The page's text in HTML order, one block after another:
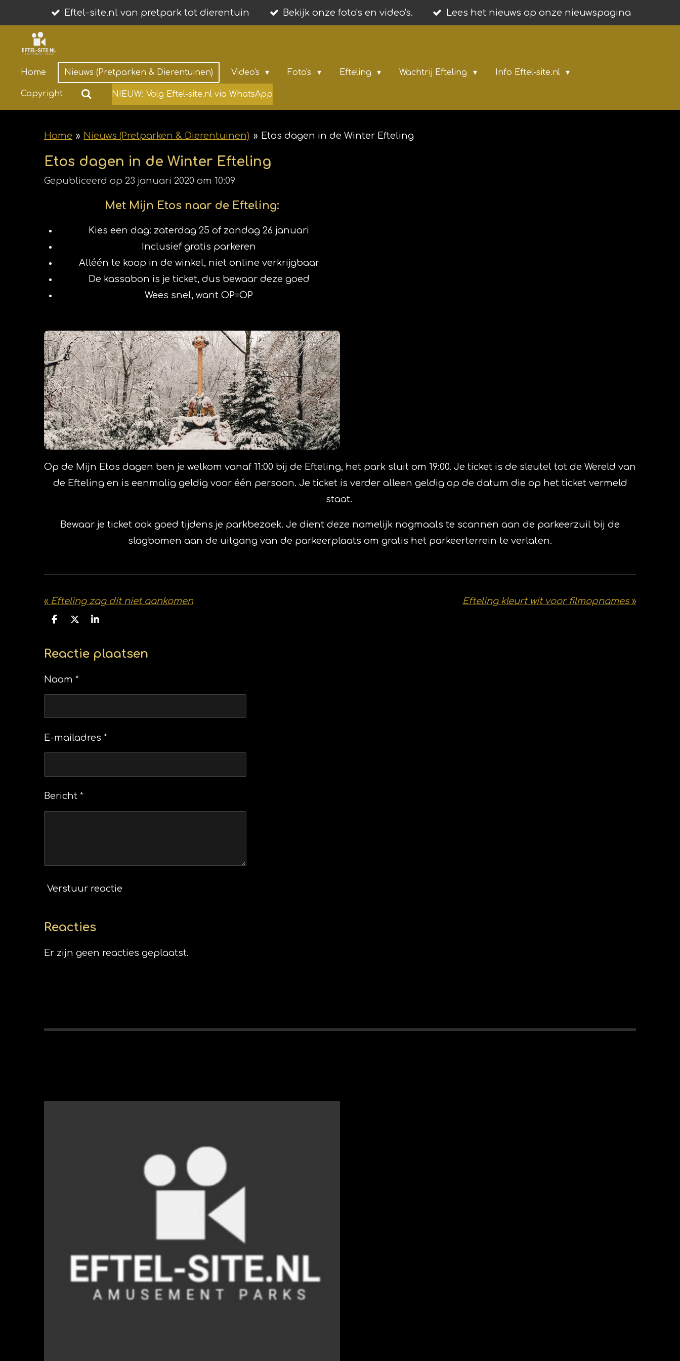
hoofdinhoud
Eftel-site.nl van pretpark tot dierentuin Bekijk onze foto's en video's. Lees het nieuws op onze nieuwspagina
Home Nieuws (Pretparken & Dierentuinen) Video's Foto's Efteling Wachtrij Efteling Info Eftel-site.nl
Copyright NIEUW: Volg Eftel-site.nl via WhatsApp
Home » Nieuws (Pretparken & Dierentuinen) » Etos dagen in de Winter Efteling
Etos dagen in de Winter Efteling
Gepubliceerd op 23 januari 2020 om 10:09
Met Mijn Etos naar de Efteling:
Kies een dag: zaterdag 25 of zondag 26 januari
Inclusief gratis parkeren
Alléén te koop in de winkel, niet online verkrijgbaar
De kassabon is je ticket, dus bewaar deze goed
Wees snel, want OP=OP
Op de Mijn Etos dagen ben je welkom vanaf 11:00 bij de Efteling, het park sluit om 19:00. Je ticket is de sleutel tot de Wereld van
de Efteling en is eenmalig geldig voor één persoon. Je ticket is verder alleen geldig op de datum die op het ticket vermeld
staat.
Bewaar je ticket ook goed tijdens je parkbezoek. Je dient deze namelijk nogmaals te scannen aan de parkeerzuil bij de
slagbomen aan de uitgang van de parkeerplaats om gratis het parkeerterrein te verlaten.
« Efteling zag dit niet aankomen Efteling kleurt wit voor filmopnames »
D
e
n
D
l
S
r
e
Reactie plaatsen
Naam *
E-mailadres *
Bericht *
Verstuur reactie
Reacties
Er zijn geen reacties geplaatst.